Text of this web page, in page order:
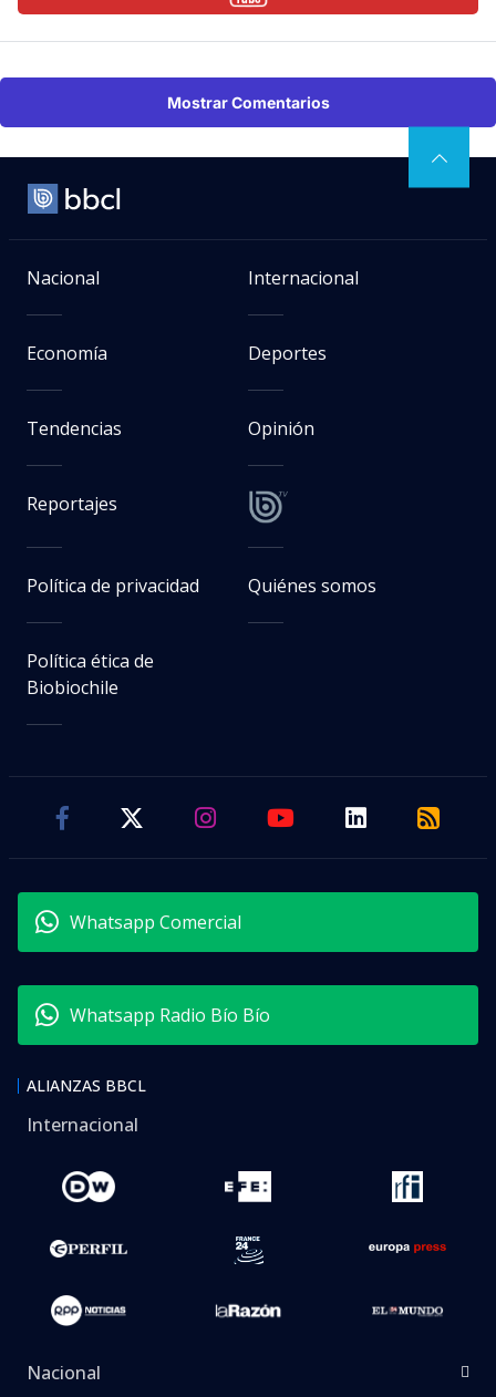
Mostrar Comentarios
Nacional Internacional
Economía Deportes
Tendencias Opinión
Reportajes
Política de privacidad Quiénes somos
Política ética de
Biobiochile
Whatsapp Comercial
Whatsapp Radio Bío Bío
ALIANZAS BBCL
Internacional
Nacional